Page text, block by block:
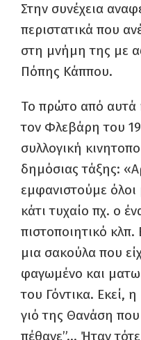
Στην συνέχεια
περιστατικά που
στη μνήμη της με
Πόπης Κάππου.
Το πρώτο από αυτά
τον Φλεβάρη του
συλλογική
δημόσιας τάξης:
εμφανιστούμε όλοι
κάτι τυχαίο πχ. ο
πιστοποιητικό
μια σακούλα που
φαγωμένο και
του Γόντικα. Εκεί,
γιό της Θανάση
πέθανε”… Ήταν